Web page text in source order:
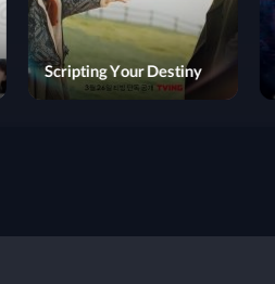
V Love